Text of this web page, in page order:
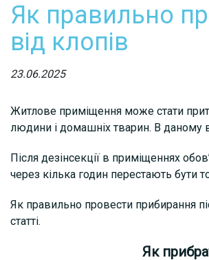
Як правильно
від клопів
23.06.2025
Житлове приміщення може стати
людини і домашніх тварин. В даному
Після дезінсекції в приміщеннях
через кілька годин перестають бути
Як правильно провести прибирання
статті.
Як